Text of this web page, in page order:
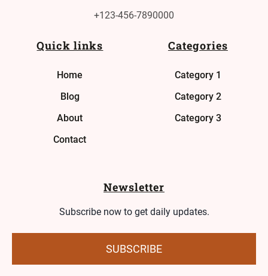
+123-456-7890000
Quick links
Home
Blog
About
Contact
Categories
Category 1
Category 2
Category 3
Newsletter
Subscribe now to get daily updates.
SUBSCRIBE